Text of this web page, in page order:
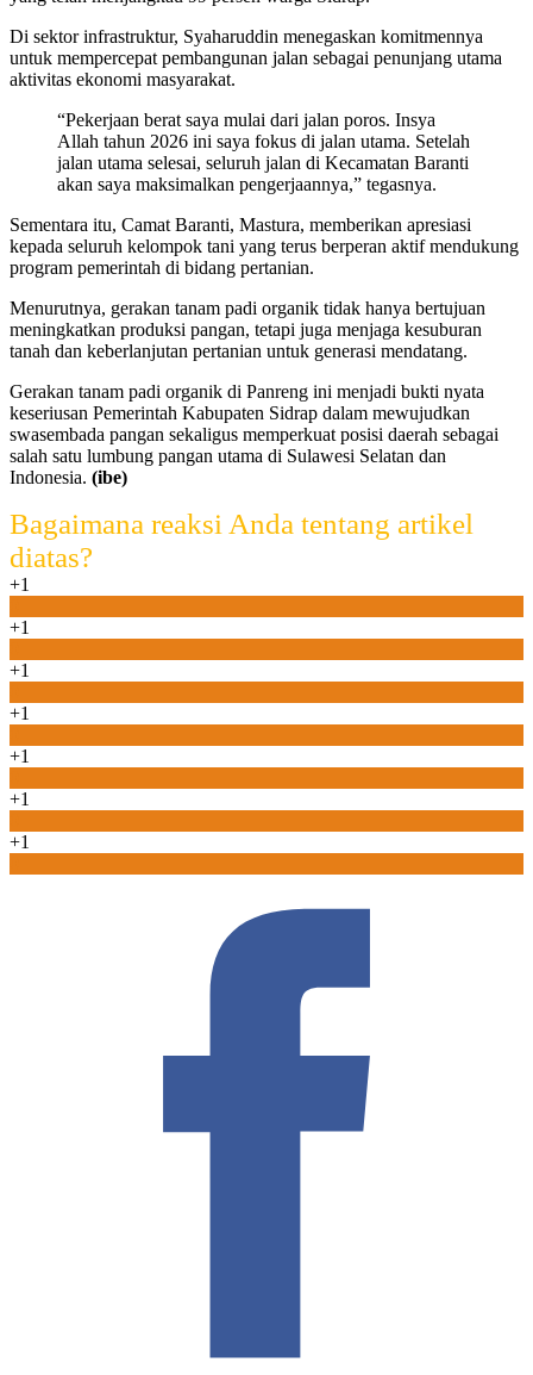
Di sektor infrastruktur, Syaharuddin menegaskan komitmennya
untuk mempercepat pembangunan jalan sebagai penunjang utama
aktivitas ekonomi masyarakat.
“Pekerjaan berat saya mulai dari jalan poros. Insya
Allah tahun 2026 ini saya fokus di jalan utama. Setelah
jalan utama selesai, seluruh jalan di Kecamatan Baranti
akan saya maksimalkan pengerjaannya,” tegasnya.
Sementara itu, Camat Baranti, Mastura, memberikan apresiasi
kepada seluruh kelompok tani yang terus berperan aktif mendukung
program pemerintah di bidang pertanian.
Menurutnya, gerakan tanam padi organik tidak hanya bertujuan
meningkatkan produksi pangan, tetapi juga menjaga kesuburan
tanah dan keberlanjutan pertanian untuk generasi mendatang.
Gerakan tanam padi organik di Panreng ini menjadi bukti nyata
keseriusan Pemerintah Kabupaten Sidrap dalam mewujudkan
swasembada pangan sekaligus memperkuat posisi daerah sebagai
salah satu lumbung pangan utama di Sulawesi Selatan dan
Indonesia. (ibe)
Bagaimana reaksi Anda tentang artikel
diatas?
+1
+1
+1
+1
+1
+1
+1